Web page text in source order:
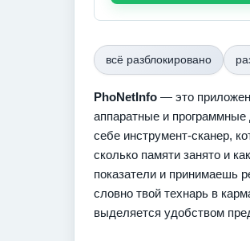
всё разблокировано
PhoNetInfo — это
аппаратные и
себе инструмент-сканер,
сколько памяти занято и
показатели и принимаешь
словно твой технарь в
выделяется удобством